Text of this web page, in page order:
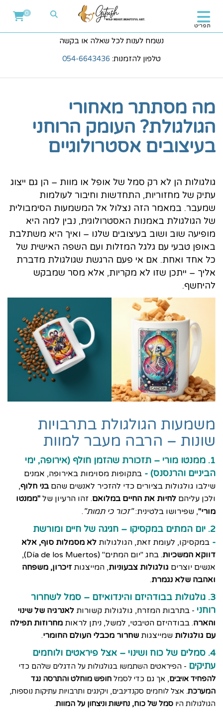
נשמח לענות לכל שאלה או בקשה
טלפון להזמנות: 054-6643436
תפריט
0
מה מסתתר מאחורי
הגולגולת? העומק הרוחני
בעיצובים אסטרולוגיים
גולגולות הן לא רק סמל של אופל או מוות – הן גם ייצוג
עתיק של מחזוריות, התחדשות וחיבור לעולמות
שמעבר. במאמר הזה נצלול אל המשמעות הסימבולית
של הגולגולת באמנות האסטרולוגית, נבין למה היא
מופיעה שוב ושוב בעיצובים שלנו – ואיך היא משתלבת
באופן טבעי עם גלגל המזלות ועם השפה האישית של
כל אחד ואחת. אם אי פעם הרגשת שגולגולת מדברת
אליך – ייתכן שזו לא מקריות, אלא מסר שמבקש
להיחשף.
משמעות הגולגולת בתרבויות
שונות – הרבה מעבר למוות
1. ממנטו מורי – תזכורת שהזמן חולף (אירופה, ימי
הביניים והרנסנס) - בתקופות מסוימות באירופה, אמנים
שילבו גולגולות בציורים כדי להזכיר לאנשים שהםבני חלוף,
ולכן עליהם לחיות את החיים במלואם. זהו הרעיון של "ממנטו
מורי", שפירושו בלטינית:"זכור כי תמות" .
2. יום המתים במקסיקו – חגיגה של חיים ומורשת
- במקסיקו, לעומת זאת, הגולגולות לא מסמלות סוף, אלא
דווקא המשכיות
. בחג "יום המתים" (Día de los Muertos),
אנשים יוצרים גולגולות צבעוניות, המייצגות זיכרון, משפחה
ואהבה שלא נגמרת.
3. גולגולות בבודהיזם והינדואיזם – סמל לשחרור
רוחני - בתרבות המזרח, גולגולות קשורות לאנרגיה של שינוי
והארה. בבודהיזם הטיבטי, למשל, ניתן לראות מחרוזות תפילה
עם גולגולות שמייצגות שחרור מכבלי העולם החומרי.
4. סמלים של כוח ושינוי – אצל פיראטים ולוחמים
עתיקים - הפיראטים השתמשו בגולגולות על הדגלים שלהם כדי
להפחיד אויבים, אך גם כדי לסמל חופש מוחלט והתרסה נגד
המערכת. אצל לוחמים סקנדינבים, ויקינגים ותרבויות עתיקות נוספות,
הגולגולות היו סמל של כוח, נחישות וניצחון על המוות.